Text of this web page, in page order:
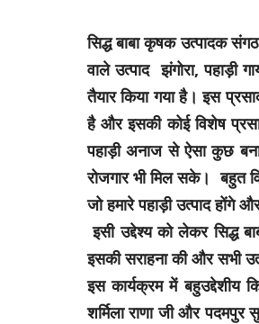
सिद्ध बाबा कृषक उत्पादक
वाले उत्पाद झंगोरा, पहाड़ी
तैयार किया गया है। इस
है और इसकी कोई विशेष
पहाड़ी अनाज से ऐसा कुछ
रोजगार भी मिल सके। बहुत
जो हमारे पहाड़ी उत्पाद होंगे
इसी उद्देश्य को लेकर सिद्ध
इसकी सराहना की और सभी
इस कार्यक्रम में बहुउद्देशीय
शर्मिला राणा जी और